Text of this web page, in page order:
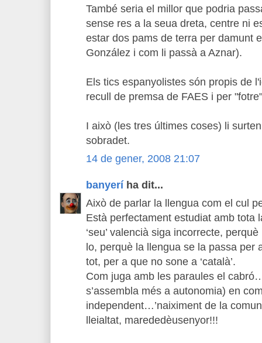
També seria el millor que podria
sense res a la seua dreta, centre ni
estar dos pams de terra per damunt
González i com li passà a Aznar).
Els tics espanyolistes són propis de
recull de premsa de FAES i per
I això (les tres últimes coses) li
sobradet.
14 de gener, 2008 21:07
banyeríha dit...
Això de parlar la llengua com el cul
Està perfectament estudiat amb tota
‘seu’ valencià siga incorrecte,
lo, perquè la llengua se la passa per
tot, per a que no sone a ‘català’.
Com juga amb les paraules el
s’assembla més a autonomia) en
independent…’naiximent de la
lleialtat, marededèusenyor!!!